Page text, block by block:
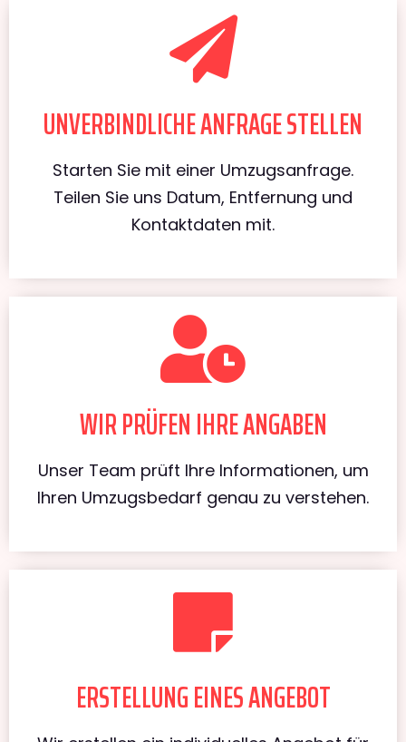
UNVERBINDLICHE ANFRAGE STELLEN
Starten Sie mit einer Umzugsanfrage.
Teilen Sie uns Datum, Entfernung und
Kontaktdaten mit.
WIR PRÜFEN IHRE ANGABEN
Unser Team prüft Ihre Informationen, um
Ihren Umzugsbedarf genau zu verstehen.
ERSTELLUNG EINES ANGEBOT